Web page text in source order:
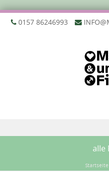
‭0157 86246993‬
alle
Startseite